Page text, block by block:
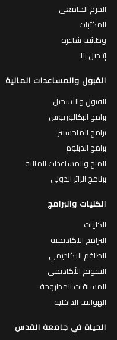
الحرم الجامعي
المكتبات
وظائف شاغرة
إتـصل بنا
القبول والمساعدات المالية
القبول والتسجيل
برامج البكالوريوس
برامج الماجستير
برامج الدبلوم
المنح والمساعدات المالية
برنامج الزائر الدولي
الكليات والبرامج
الكليات
البرامج الاكاديمية
الطاقم الاكاديمي
التقويم الأكاديمي
المساقات المطروحة
الهواتف الداخلية
الحياة في جامعة القدس